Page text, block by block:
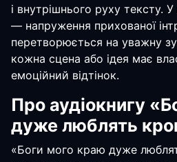
і внутрішнього руху тексту. У
— напруження прихованої
перетворюється на уважну
кожна сцена або ідея має
емоційний відтінок.
Про аудіокнигу
дуже люблять
«Боги мого краю дуже